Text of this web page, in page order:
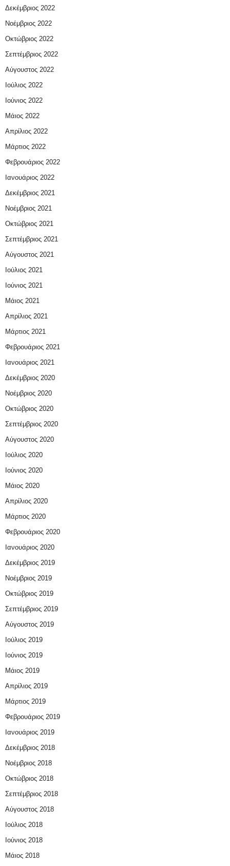
Δεκέμβριος 2022
Νοέμβριος 2022
Οκτώβριος 2022
Σεπτέμβριος 2022
Αύγουστος 2022
Ιούλιος 2022
Ιούνιος 2022
Μάιος 2022
Απρίλιος 2022
Μάρτιος 2022
Φεβρουάριος 2022
Ιανουάριος 2022
Δεκέμβριος 2021
Νοέμβριος 2021
Οκτώβριος 2021
Σεπτέμβριος 2021
Αύγουστος 2021
Ιούλιος 2021
Ιούνιος 2021
Μάιος 2021
Απρίλιος 2021
Μάρτιος 2021
Φεβρουάριος 2021
Ιανουάριος 2021
Δεκέμβριος 2020
Νοέμβριος 2020
Οκτώβριος 2020
Σεπτέμβριος 2020
Αύγουστος 2020
Ιούλιος 2020
Ιούνιος 2020
Μάιος 2020
Απρίλιος 2020
Μάρτιος 2020
Φεβρουάριος 2020
Ιανουάριος 2020
Δεκέμβριος 2019
Νοέμβριος 2019
Οκτώβριος 2019
Σεπτέμβριος 2019
Αύγουστος 2019
Ιούλιος 2019
Ιούνιος 2019
Μάιος 2019
Απρίλιος 2019
Μάρτιος 2019
Φεβρουάριος 2019
Ιανουάριος 2019
Δεκέμβριος 2018
Νοέμβριος 2018
Οκτώβριος 2018
Σεπτέμβριος 2018
Αύγουστος 2018
Ιούλιος 2018
Ιούνιος 2018
Μάιος 2018